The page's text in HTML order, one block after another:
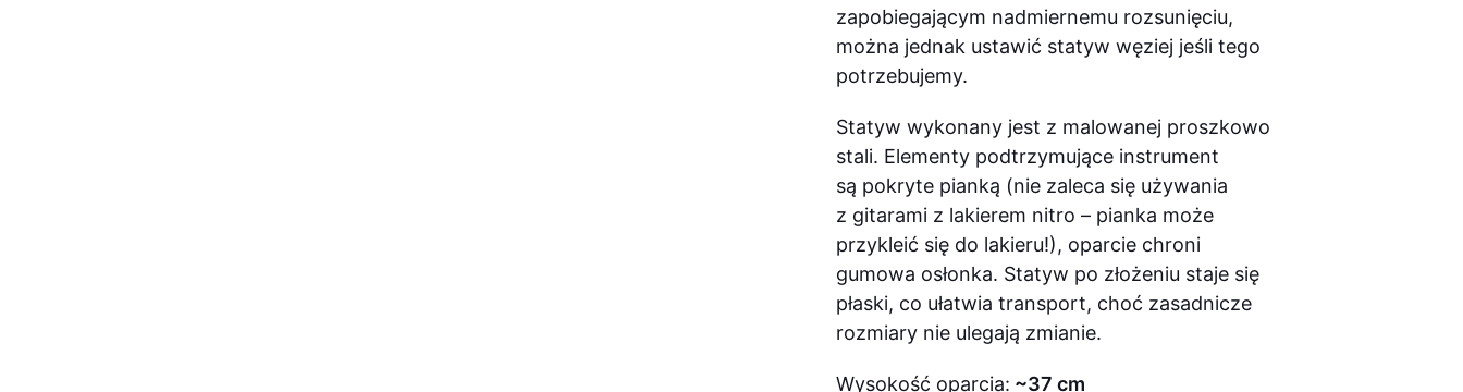
zapobiegającym nadmiernemu rozsunięciu,
można jednak ustawić statyw węziej jeśli tego
potrzebujemy.
Statyw wykonany jest z malowanej proszkowo
stali. Elementy podtrzymujące instrument
są pokryte pianką (nie zaleca się używania
z gitarami z lakierem nitro – pianka może
przykleić się do lakieru!), oparcie chroni
gumowa osłonka. Statyw po złożeniu staje się
płaski, co ułatwia transport, choć zasadnicze
rozmiary nie ulegają zmianie.
Wysokość oparcia: ~37 cm